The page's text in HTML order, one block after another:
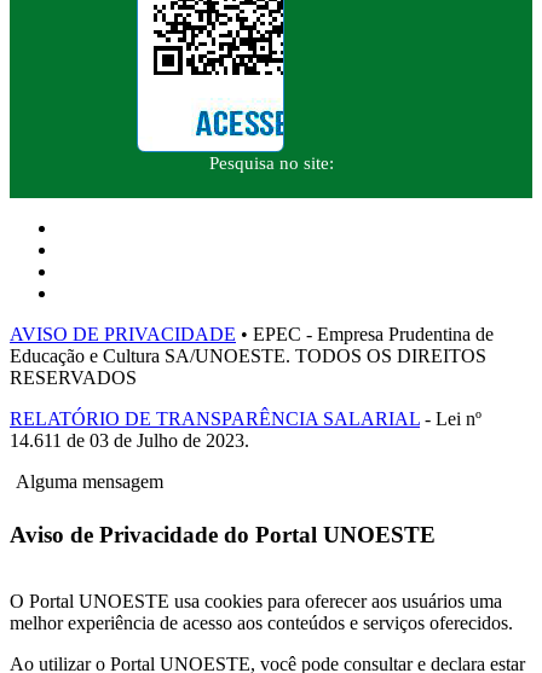
Pesquisa no site:
AVISO DE PRIVACIDADE • EPEC - Empresa Prudentina de
Educação e Cultura SA/UNOESTE. TODOS OS DIREITOS
RESERVADOS
RELATÓRIO DE TRANSPARÊNCIA SALARIAL - Lei nº
14.611 de 03 de Julho de 2023.
Alguma mensagem
Aviso de Privacidade do Portal UNOESTE
O Portal UNOESTE usa cookies para oferecer aos usuários uma
melhor experiência de acesso aos conteúdos e serviços oferecidos.
Ao utilizar o Portal UNOESTE, você pode consultar e declara estar